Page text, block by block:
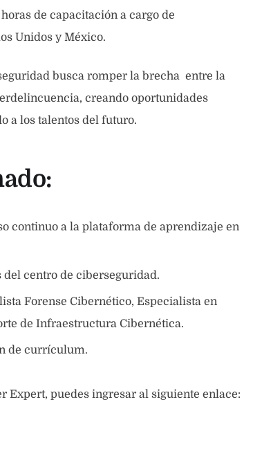
de capacitación a cargo de
Unidos y México.
busca romper la brecha entre la
creando oportunidades
a los talentos del futuro.
continuo a la plataforma de aprendizaje en
del centro de ciberseguridad.
Forense Cibernético, Especialista en
de Infraestructura Cibernética.
de currículum.
Expert, puedes ingresar al siguiente enlace: